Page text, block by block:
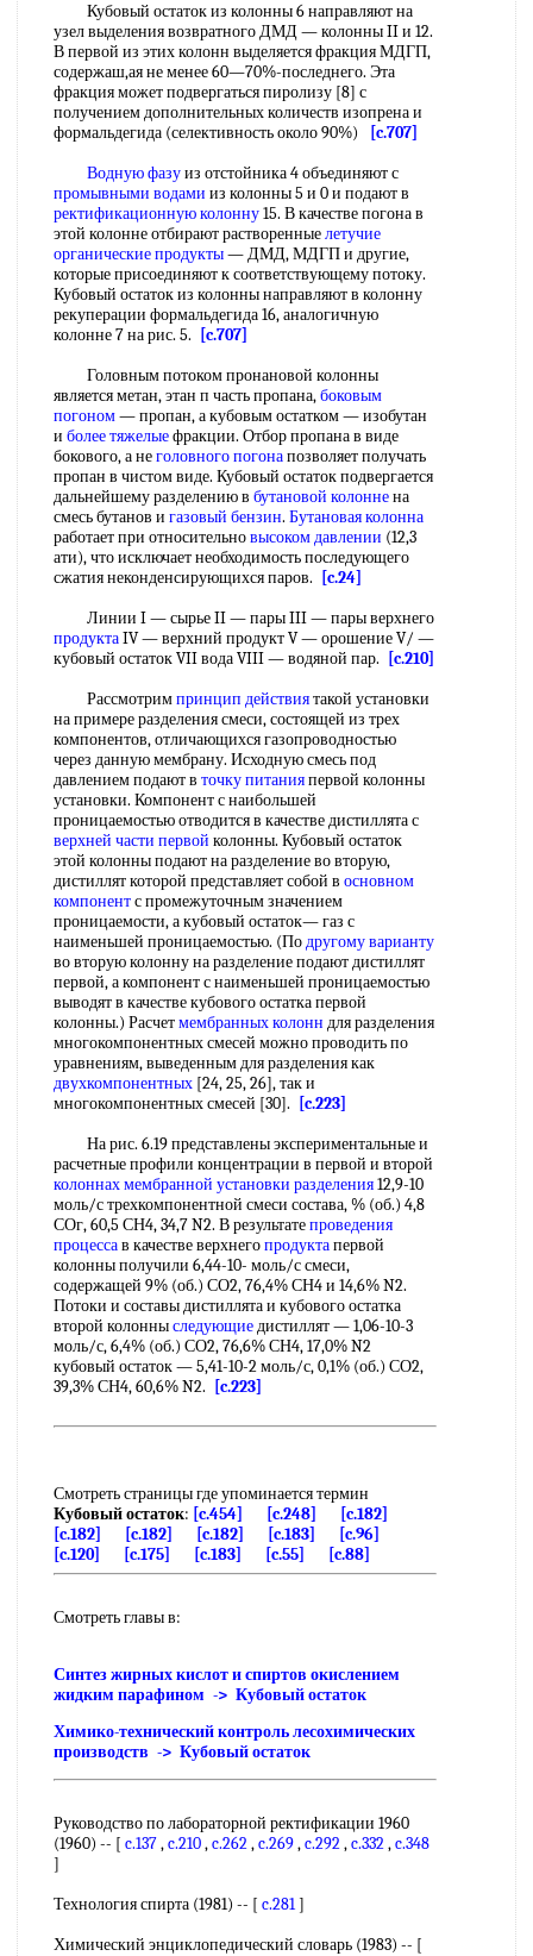
Кубовый остаток из колонны 6 направляют на
узел выделения возвратного ДМД — колонны II и 12.
В первой из этих колонн выделяется фракция МДГП,
содержаш,ая не менее 60—70%-последнего. Эта
фракция может подвергаться пиролизу [8] с
получением дополнительных количеств изопрена и
формальдегида (селективность около 90%)
[c.707]
Водную фазуиз отстойника 4 объединяют с
промывными водами из колонны 5 и 0 и подают в
ректификационную колонну15. В качестве погона в
этой колонне отбирают растворенныелетучие
органические продукты— ДМД, МДГП и другие,
которые присоединяют к соответствующему потоку.
Кубовый остаток из колонны направляют в колонну
рекуперации формальдегида 16, аналогичную
колонне 7 на рис. 5.
[c.707]
Головным потоком пронановой колонны
является метан, этан п часть пропана,боковым
погоном— пропан, а кубовым остатком — изобутан
и более тяжелыефракции. Отбор пропана в виде
бокового, а неголовного погонапозволяет получать
пропан в чистом виде. Кубовый остаток подвергается
дальнейшему разделению в бутановой колоннена
смесь бутанов и газовый бензин. Бутановая колонна
работает при относительновысоком давлении (12,3
ати), что исключает необходимость последующего
сжатия неконденсирующихся паров.
[c.24]
Линии I — сырье II — пары III — пары верхнего
продуктаIV — верхний продукт V — орошение V/ —
кубовый остаток VII вода VIII — водяной пар.
[c.210]
Рассмотримпринцип действиятакой установки
на примере разделения смеси, состоящей из трех
компонентов, отличающихся газопроводностью
через данную мембрану. Исходную смесь под
давлением подают в точку питанияпервой колонны
установки. Компонент с наибольшей
проницаемостью отводится в качестве дистиллята с
верхней части первой колонны. Кубовый остаток
этой колонны подают на разделение во вторую,
дистиллят которой представляет собой в основном
компонентс промежуточным значением
проницаемости, а кубовый остаток— газ с
наименьшей проницаемостью. (Подругому варианту
во вторую колонну на разделение подают дистиллят
первой, а компонент с наименьшей проницаемостью
выводят в качестве кубового остатка первой
колонны.) Расчетмембранных колонн для разделения
многокомпонентных смесей можно проводить по
уравнениям, выведенным для разделения как
двухкомпонентных [24, 25, 26], так и
многокомпонентных смесей [30].
[c.223]
На рис. 6.19 представлены экспериментальные и
расчетные профили концентрации в первой и второй
колоннах мембранной установки разделения12,9-10
моль/с трехкомпонентной смеси состава, % (об.) 4,8
СОг, 60,5 СН4, 34,7 N2. В результатепроведения
процессав качестве верхнегопродуктапервой
колонны получили 6,44-10- моль/с смеси,
содержащей 9% (об.) СО2, 76,4% СН4 и 14,6% N2.
Потоки и составы дистиллята и кубового остатка
второй колонныследующиедистиллят — 1,06-10-3
моль/с, 6,4% (об.) СО2, 76,6% СН4, 17,0% N2
кубовый остаток — 5,41-10-2 моль/с, 0,1% (об.) СО2,
39,3% СН4, 60,6% N2.
[c.223]
Смотреть страницы где упоминается термин
Кубовый остаток: [c.454] [c.248]
[c.182]
[c.182]
[c.182] [c.182] [c.183]
[c.96]
[c.120]
[c.175] [c.183] [c.55] [c.88]
Смотреть главы в:
Синтез жирных кислот и спиртов окислением
жидким парафином -> Кубовый остаток
Химико-технический контроль лесохимических
производств -> Кубовый остаток
Руководство по лабораторной ректификации 1960
(1960) -- [ c.137,c.210,c.262,c.269,c.292,c.332,c.348
]
Технология спирта (1981) -- [ c.281]
Химический энциклопедический словарь (1983) -- [